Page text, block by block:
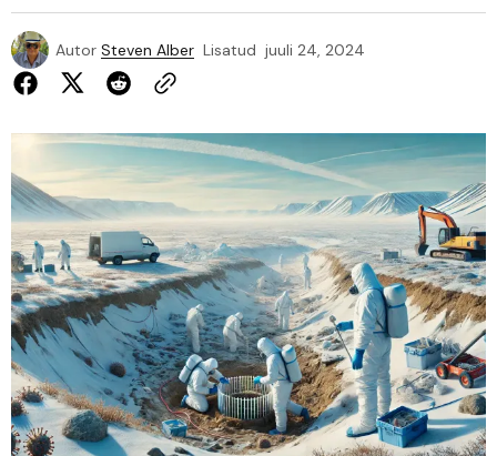
Autor Steven Alber Lisatud juuli 24, 2024